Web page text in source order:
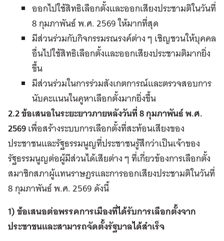
ออกไปใช้สิทธิเลือกตั้งและออกเสียงประชามติในวันที่
8 กุมภาพันธ์ พ.ศ. 2569 ให้มากที่สุด
มีส่วนร่วมกับกิจกรรมรณรงค์ต่าง ๆ เชิญชวนให้บุคคล
อื่นไปใช้สิทธิเลือกตั้งและออกเสียงประชามติมากยิ่ง
ขึ้น
มีส่วนร่วมในการร่วมสังเกตการณ์และตรวจสอบการ
นับคะแนนในคูหาเลือกตั้งมากยิ่งขึ้น
2.2 ข้อเสนอในระยะยาวภายหลังวันที่ 8 กุมภาพันธ์ พ.ศ.
2569เพื่อสร้างระบบการเลือกตั้งที่สะท้อนเสียงของ
ประชาชนและรัฐธรรมนูญที่ประชาชนรู้สึกว่าเป็นเจ้าของ
รัฐธรรมนูญต่อผู้มีส่วนได้เสียต่าง ๆ ที่เกี่ยวข้องการเลือกตั้ง
สมาชิกสภาผู้แทนราษฎรและการออกเสียงประชามติในวันที่
8 กุมภาพันธ์ พ.ศ. 2569 ดังนี้
1) ข้อเสนอต่อพรรคการเมืองที่ได้รับการเลือกตั้งจาก
ประชาชนและสามารถจัดตั้งรัฐบาลได้สำเร็จ